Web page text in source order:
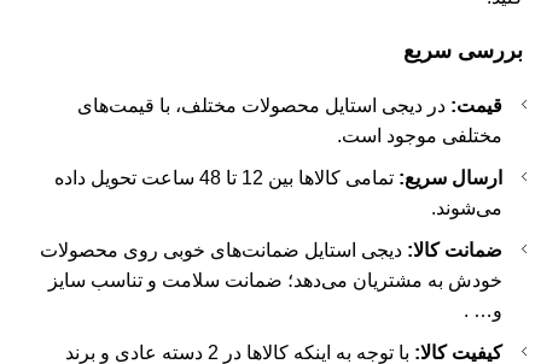
بررسی سریع
قیمت: در دیجی استایل محصولات مختلف، با قیمت‌های
مختلفی موجود است.
ارسال سریع:
تمامی کالاها بین 12 تا 48 ساعت تحویل داده
می‌شوند.
ضمانت کالا: دیجی استایل ضمانت‌های خوبی روی محصولات
خودش به مشتریان می‌دهد؛ ضمانت سلامت و تناسب سایز
و… .
کیفیت کالا:
با توجه به اینکه کالاها در 2 دسته عادی و برند